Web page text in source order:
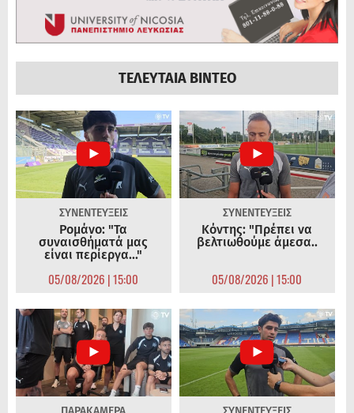
ΤΕΛΕΥΤΑΙΑ ΒΙΝΤΕΟ
ΣΥΝΕΝΤΕΥΞΕΙΣ
Ρομάνο: "Τα
συναισθήματά μας
είναι περίεργα..."
05/08/2026 | 15:00
ΣΥΝΕΝΤΕΥΞΕΙΣ
Κόντης: "Πρέπει να
βελτιωθούμε άμεσα..
05/08/2026 | 15:00